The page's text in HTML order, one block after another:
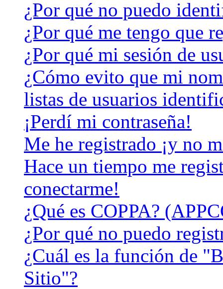
¿Por qué no puedo
¿Por qué me tengo que
¿Por qué mi sesión de
¿Cómo evito que mi
listas de usuarios
¡Perdí mi contraseña!
Me he registrado ¡y no
Hace un tiempo me
conectarme!
¿Qué es COPPA?
¿Por qué no puedo
¿Cuál es la función de
Sitio"?